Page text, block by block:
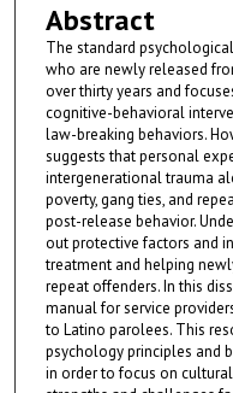
Abstract
The standard
who are newly released
over thirty years and
cognitive-behavioral
law-breaking behaviors.
suggests that personal
intergenerational trauma
poverty, gang ties, and
post-release behavior.
out protective factors and
treatment and helping
repeat offenders. In this
manual for service
to Latino parolees. This
psychology principles and
in order to focus on